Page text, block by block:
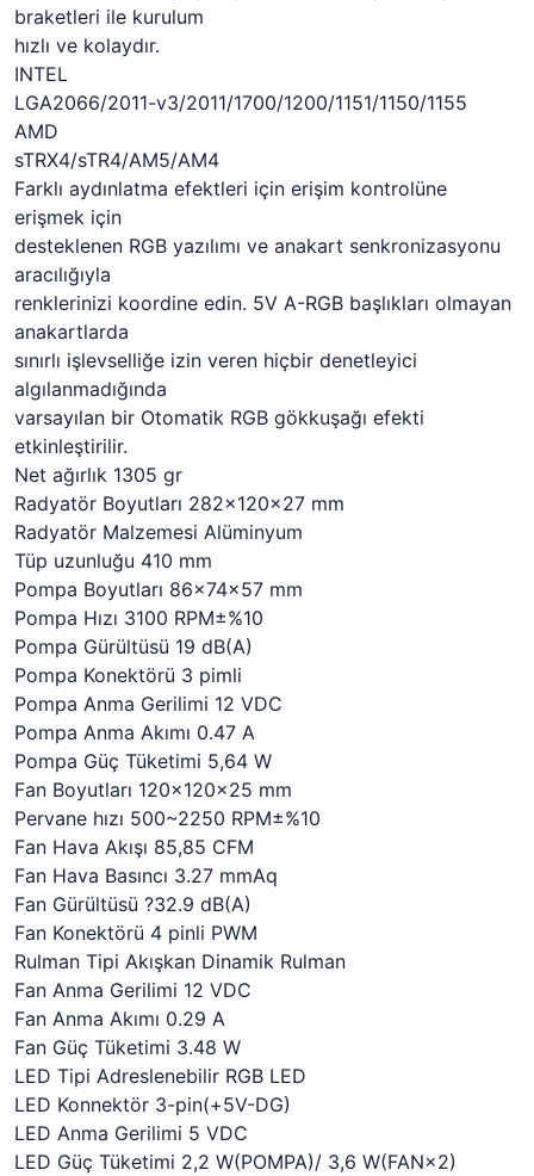
braketleri ile kurulum
hızlı ve kolaydır.
INTEL
LGA2066/2011-v3/2011/1700/1200/1151/1150/1155
AMD
sTRX4/sTR4/AM5/AM4
Farklı aydınlatma efektleri için erişim kontrolüne
erişmek için
desteklenen RGB yazılımı ve anakart senkronizasyonu
aracılığıyla
renklerinizi koordine edin. 5V A-RGB başlıkları olmayan
anakartlarda
sınırlı işlevselliğe izin veren hiçbir denetleyici
algılanmadığında
varsayılan bir Otomatik RGB gökkuşağı efekti
etkinleştirilir.
Net ağırlık 1305 gr
Radyatör Boyutları 282×120×27 mm
Radyatör Malzemesi Alüminyum
Tüp uzunluğu 410 mm
Pompa Boyutları 86×74×57 mm
Pompa Hızı 3100 RPM±%10
Pompa Gürültüsü 19 dB(A)
Pompa Konektörü 3 pimli
Pompa Anma Gerilimi 12 VDC
Pompa Anma Akımı 0.47 A
Pompa Güç Tüketimi 5,64 W
Fan Boyutları 120×120×25 mm
Pervane hızı 500~2250 RPM±%10
Fan Hava Akışı 85,85 CFM
Fan Hava Basıncı 3.27 mmAq
Fan Gürültüsü ?32.9 dB(A)
Fan Konektörü 4 pinli PWM
Rulman Tipi Akışkan Dinamik Rulman
Fan Anma Gerilimi 12 VDC
Fan Anma Akımı 0.29 A
Fan Güç Tüketimi 3.48 W
LED Tipi Adreslenebilir RGB LED
LED Konnektör 3-pin(+5V-DG)
LED Anma Gerilimi 5 VDC
LED Güç Tüketimi 2,2 W(POMPA)/ 3,6 W(FAN×2)